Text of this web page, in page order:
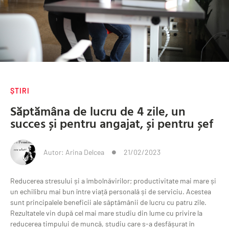
ȘTIRI
Săptămâna de lucru de 4 zile, un
succes și pentru angajat, și pentru șef
Autor: Arina Delcea 21/02/2023
Reducerea stresului și a îmbolnăvirilor; productivitate mai mare și
un echilibru mai bun între viață personală și de serviciu. Acestea
sunt principalele beneficii ale săptămânii de lucru cu patru zile.
Rezultatele vin după cel mai mare studiu din lume cu privire la
reducerea timpului de muncă, studiu care s-a desfășurat în